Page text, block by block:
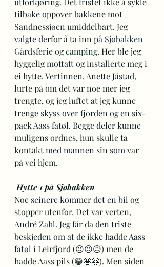
tilbake oppover bakkene mot
Sandnessjøen umiddelbart. Jeg
valgte derfor å ta inn på Sjøbakken
Gårdsferie og camping. Her ble jeg
hyggelig mottatt og installerte meg i
ei hytte. Vertinnen, Anette Jåstad,
lurte på om det var noe mer jeg
trengte, og jeg luftet at jeg kunne
trenge skyss over fjorden og en six-
pack Aass fatøl. Begge deler kunne
muligens ordnes, hun skulle ta
kontakt med mannen sin som var
på vei hjem.
Hytte 1 på Sjøbakken
Noe seinere kommer det en bil og
stopper utenfor. Det var verten,
André Zahl. Jeg får da den triste
beskjeden om at de ikke hadde Aass
fatøl i Leirfjord (😣😣😥) men de
hadde Aass pils (😁🤩🤗). Men siden